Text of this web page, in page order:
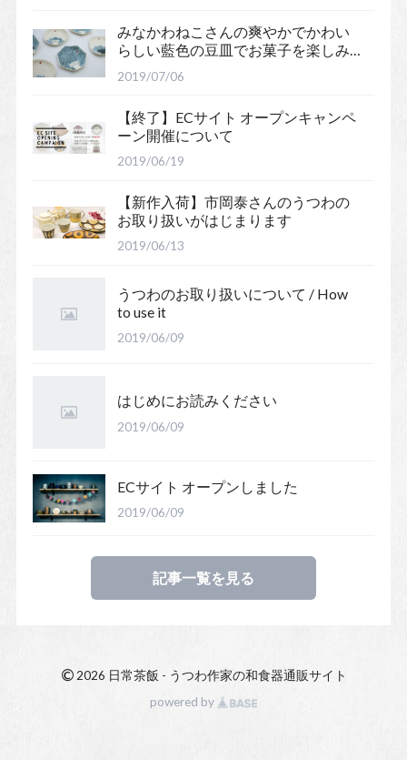
みなかわねこさんの爽やかでかわい
らしい藍色の豆皿でお菓子を楽しみ
ませんか？
2019/07/06
【終了】ECサイト オープンキャンペ
ーン開催について
2019/06/19
【新作入荷】市岡泰さんのうつわの
お取り扱いがはじまります
2019/06/13
うつわのお取り扱いについて / How
to use it
2019/06/09
はじめにお読みください
2019/06/09
ECサイト オープンしました
2019/06/09
記事一覧を見る
© 2026 日常茶飯 - うつわ作家の和食器通販サイト
powered by